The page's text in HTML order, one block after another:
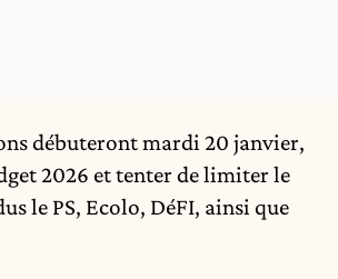
débuteront mardi 20 janvier,
2026 et tenter de limiter le
le PS, Ecolo, DéFI, ainsi que